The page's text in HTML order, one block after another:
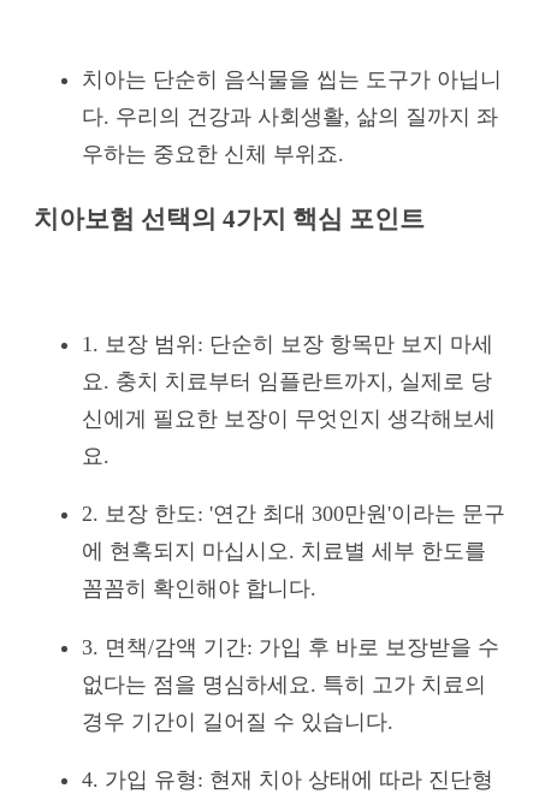
치아는 단순히 음식물을 씹는 도구가 아닙니
다. 우리의 건강과 사회생활, 삶의 질까지 좌
우하는 중요한 신체 부위죠.
치아보험 선택의 4가지 핵심 포인트
1. 보장 범위: 단순히 보장 항목만 보지 마세
요. 충치 치료부터 임플란트까지, 실제로 당
신에게 필요한 보장이 무엇인지 생각해보세
요.
2. 보장 한도: '연간 최대 300만원'이라는 문구
에 현혹되지 마십시오. 치료별 세부 한도를
꼼꼼히 확인해야 합니다.
3. 면책/감액 기간: 가입 후 바로 보장받을 수
없다는 점을 명심하세요. 특히 고가 치료의
경우 기간이 길어질 수 있습니다.
4. 가입 유형: 현재 치아 상태에 따라 진단형